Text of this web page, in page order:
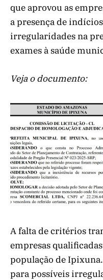
que aprovou as
a presença de
irregularidades na
exames à saúde
Veja o documento:
A falta de critérios
empresas
população de
para possíveis